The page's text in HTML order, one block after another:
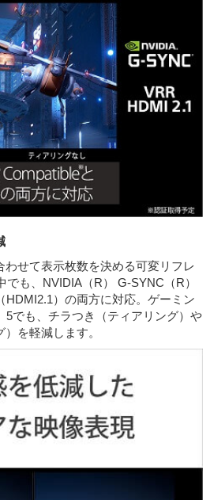
せて表示枚数を決める可変リフレ
も、NVIDIA（R） G-SYNC（R）
HDMI2.1）の両方に対応。ゲーミン
5でも、チラつき（ティアリング）や
を軽減します。